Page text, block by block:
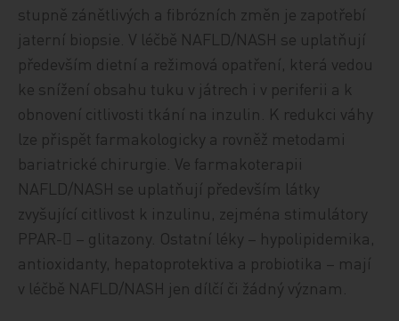
stupně zánětlivých a fibrózních změn je zapotřebí
jaterní biopsie. V léčbě NAFLD/NASH se uplatňují
především dietní a režimová opatření, která vedou
ke snížení obsahu tuku v játrech i v periferii a k
obnovení citlivosti tkání na inzulin. K redukci váhy
lze přispět farmakologicky a rovněž metodami
bariatrické chirurgie. Ve farmakoterapii
NAFLD/NASH se uplatňují především látky
zvyšující citlivost k inzulinu, zejména stimulátory
PPAR- – glitazony. Ostatní léky – hypolipidemika,
antioxidanty, hepatoprotektiva a probiotika – mají
v léčbě NAFLD/NASH jen dílčí či žádný význam.